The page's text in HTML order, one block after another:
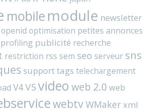
mobile module newsletter
openid optimisation petites annonces
profiling publicité recherche
restriction rss sem seo serveur sns
supporttags telechargement
V4V5video web 2.0 web
webtvWMakerxml